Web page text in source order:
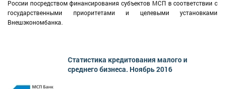
России посредством финансирования субъектов МСП в соответствии с
государственными приоритетами и целевыми установками
Внешэкономбанка.
Статистика кредитования малого и
среднего бизнеса. Ноябрь 2016